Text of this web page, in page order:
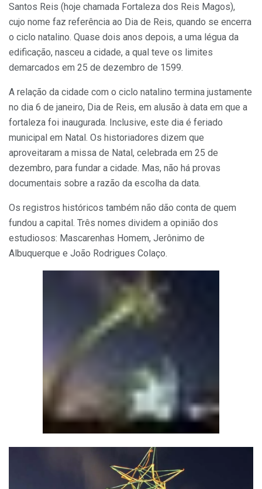
Santos Reis (hoje chamada Fortaleza dos Reis Magos),
cujo nome faz referência ao Dia de Reis, quando se encerra
o ciclo natalino. Quase dois anos depois, a uma légua da
edificação, nasceu a cidade, a qual teve os limites
demarcados em 25 de dezembro de 1599.
A relação da cidade com o ciclo natalino termina justamente
no dia 6 de janeiro, Dia de Reis, em alusão à data em que a
fortaleza foi inaugurada. Inclusive, este dia é feriado
municipal em Natal. Os historiadores dizem que
aproveitaram a missa de Natal, celebrada em 25 de
dezembro, para fundar a cidade. Mas, não há provas
documentais sobre a razão da escolha da data.
Os registros históricos também não dão conta de quem
fundou a capital. Três nomes dividem a opinião dos
estudiosos: Mascarenhas Homem, Jerônimo de
Albuquerque e João Rodrigues Colaço.